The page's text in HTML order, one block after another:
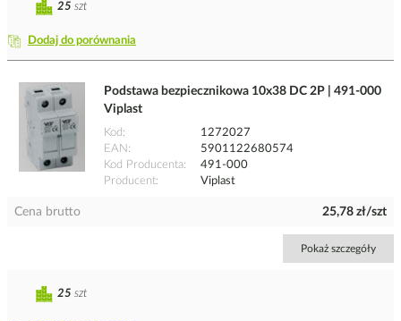
Dodaj do porównania
25 szt
Podstawa bezpiecznikowa 10x38 DC 2P | 491-000
Viplast
Kod
1272027
EAN
5901122680574
Kod Producenta
491-000
Producent
Viplast
Cena brutto 25,78 zł/szt
Pokaż szczegóły
25 szt